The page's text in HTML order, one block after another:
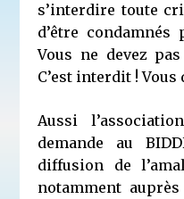
s’interdire toute
d’être
Vous ne devez
C’est interdit !
Aussi
demande au
diffusion de
notamment